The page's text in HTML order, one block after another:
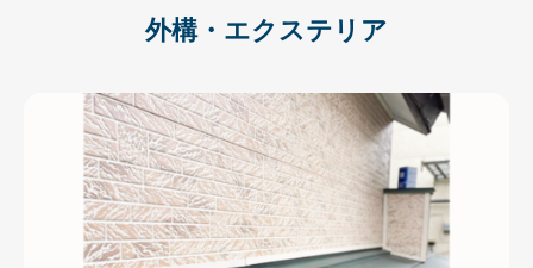
外構・エクステリア